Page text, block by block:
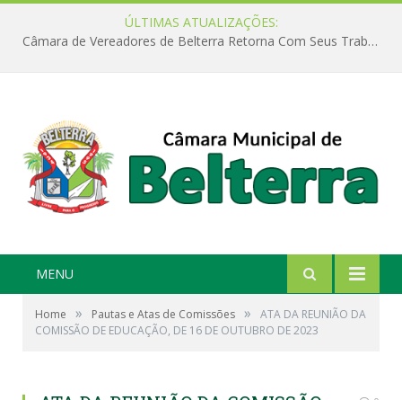
ÚLTIMAS ATUALIZAÇÕES:
Câmara de Vereadores de Belterra Retorna Com Seus Trabalhos Legislativos
MENU
Home » Pautas e Atas de Comissões »
ATA DA REUNIÃO DA
COMISSÃO DE EDUCAÇÃO, DE 16 DE OUTUBRO DE 2023